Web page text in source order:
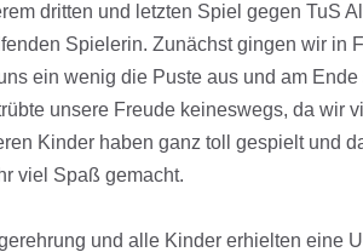
dritten und letzten Spiel gegen TuS
Spielerin. Zunächst gingen wir in
ein wenig die Puste aus und am Ende
unsere Freude keineswegs, da wir
Kinder haben ganz toll gespielt und
viel Spaß gemacht.
und alle Kinder erhielten eine